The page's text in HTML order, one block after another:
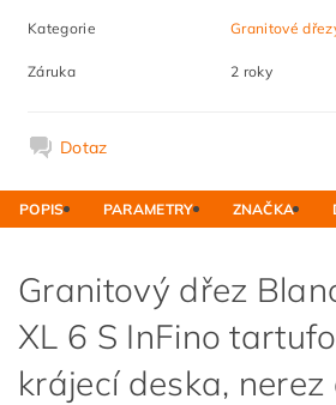
Kategorie Granitové
Záruka 2 roky
Dotaz
POPIS PARAMETRY ZNAČKA
Granitový dřez
XL 6 S InFino
krájecí deska,